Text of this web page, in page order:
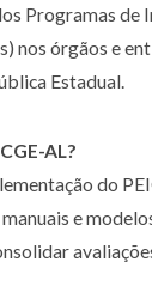
Programas de
nos órgãos e
Estadual.
AL?
do
e